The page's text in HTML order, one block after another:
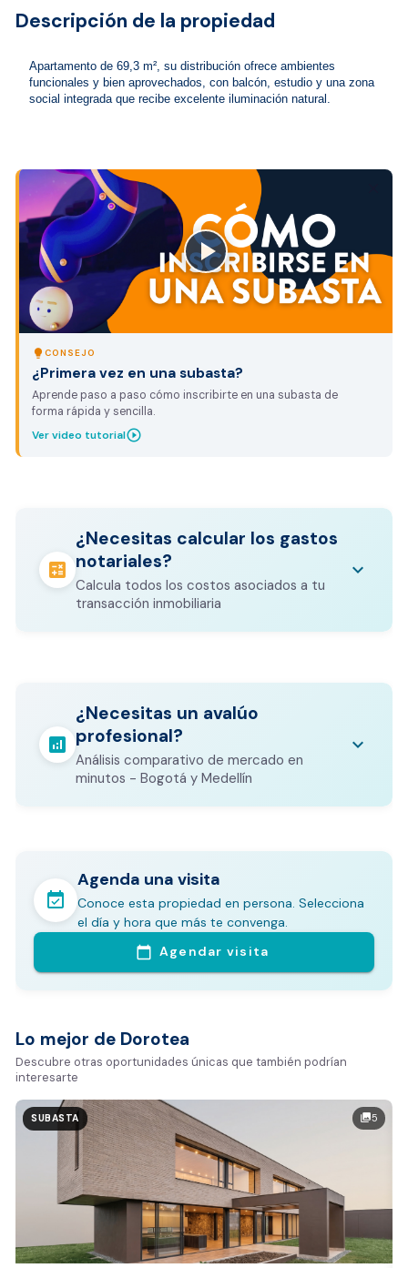
Descripción de la propiedad
Apartamento de 69,3 m², su distribución ofrece ambientes
funcionales y bien aprovechados, con balcón, estudio y una zona
social integrada que recibe excelente iluminación natural.
lightbulb CONSEJO
¿Primera vez en una subasta?
Aprende paso a paso cómo inscribirte en una subasta de
forma rápida y sencilla.
Ver video tutorialplay_circle_outline
calculate
¿Necesitas calcular los gastos
notariales?
Calcula todos los costos asociados a tu
transacción inmobiliaria
keyboard_arrow_down
Los gastos notariales incluyen
otros costos legales que varían según el
valor del inmueble.
CALCULADORA DE GASTOS NOTARIALES
analytics
¿Necesitas un avalúo
profesional?
Análisis comparativo de mercado en
minutos - Bogotá y Medellín
keyboard_arrow_down
En pocos minutos avalúa con este Análisis
Comparativo de Mercado (inicialmente
Bogotá y Medellín)
Análisis basado en datos reales:
Tiempo promedio de venta en la zona
Rango de precios de arriendo en el sector
Valor exclusivo para clientes de Dorotea:
20.000 COP
REALIZAR AVALÚO AHORA
event_available
Agenda una visita
Conoce esta propiedad en persona. Selecciona
el día y hora que más te convenga.
calendar_today Agendar visita
Lo mejor de Dorotea
Descubre otras oportunidades únicas que también podrían
interesarte
photo_library5
SUBASTA